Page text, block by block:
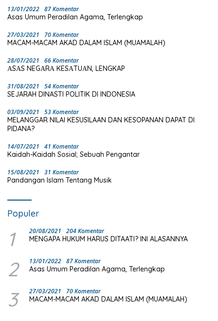
13/01/2022 87 Komentar
Asas Umum Peradilan Agama, Terlengkap
27/03/2021 70 Komentar
MACAM-MACAM AKAD DALAM ISLAM (MUAMALAH)
28/07/2021 66 Komentar
ΑSΑS NEGΑRΑ KESΑTUΑN, LENGKAP
31/08/2021 54 Komentar
SEJARAH DINASTI POLITIK DI INDONESIA
03/09/2021 53 Komentar
MELANGGAR NILAI KESUSILAAN DAN KESOPANAN DAPAT DI
PIDANA?
14/07/2021 41 Komentar
Kaidah-Kaidah Sosial; Sebuah Pengantar
15/08/2021 31 Komentar
Pandangan Islam Tentang Musik
Populer
1 20/08/2021 204 Komentar
MENGAPA HUKUM HARUS DITAATI? INI ALASANNYA
2 13/01/2022 87 Komentar
Asas Umum Peradilan Agama, Terlengkap
3 27/03/2021 70 Komentar
MACAM-MACAM AKAD DALAM ISLAM (MUAMALAH)